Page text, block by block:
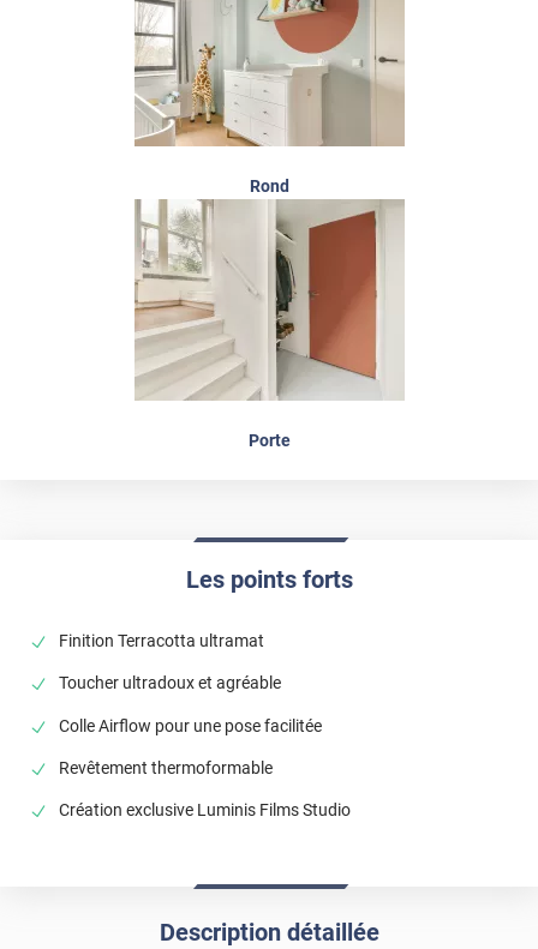
Rond
Porte
Les points forts
Finition Terracotta ultramat
Toucher ultradoux et agréable
Colle Airflow pour une pose facilitée
Revêtement thermoformable
Création exclusive Luminis Films Studio
Description détaillée